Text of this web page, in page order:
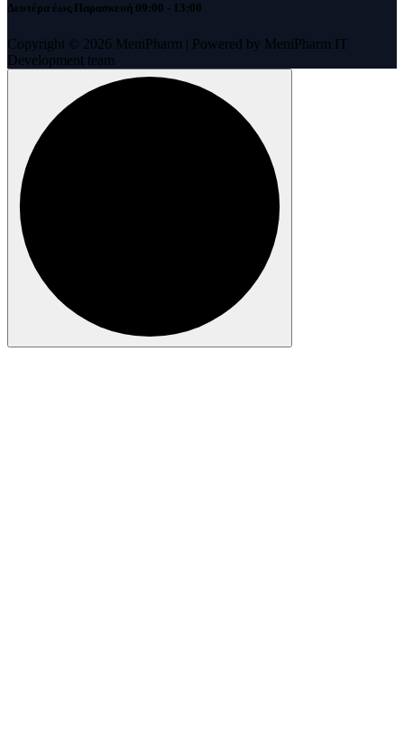
Δευτέρα έως Παρασκευή 09:00 - 13:00
Copyright © 2026 MeniPharm | Powered by MeniPharm IT
Development team